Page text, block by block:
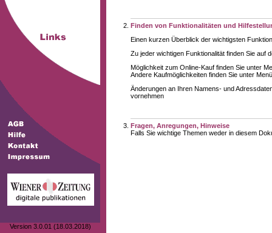
Version 3.0.01 (18.03.2018)
Finden von Funktionalitäten und
Einen kurzen Überblick der wichtigsten
Zu jeder wichtigen Funktionalität finden Sie auf
Möglichkeit zum Online-Kauf finden Sie unter
Andere Kaufmöglichkeiten finden Sie unter
Änderungen an Ihren Namens- und
vornehmen
Fragen, Anregungen, Hinweise
Falls Sie wichtige Themen weder in diesem